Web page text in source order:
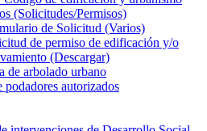
(Solicitudes/Permisos)
de Solicitud (Varios)
de permiso de edificación y/o
(Descargar)
de arbolado urbano
podadores autorizados